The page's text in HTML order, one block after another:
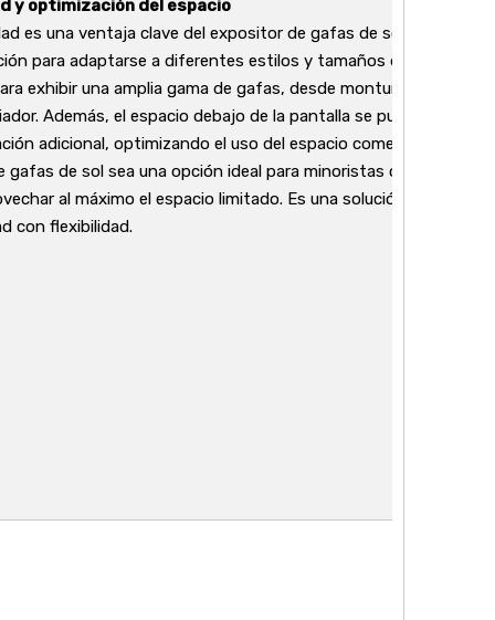
y optimización del espacio
es una ventaja clave del expositor de gafas de sol. Su diseño
para adaptarse a diferentes estilos y tamaños de gafas de
exhibir una amplia gama de gafas, desde monturas de gran
Además, el espacio debajo de la pantalla se puede utilizar
adicional, optimizando el uso del espacio comercial. Esta
gafas de sol sea una opción ideal para minoristas con
al máximo el espacio limitado. Es una solución que
con flexibilidad.